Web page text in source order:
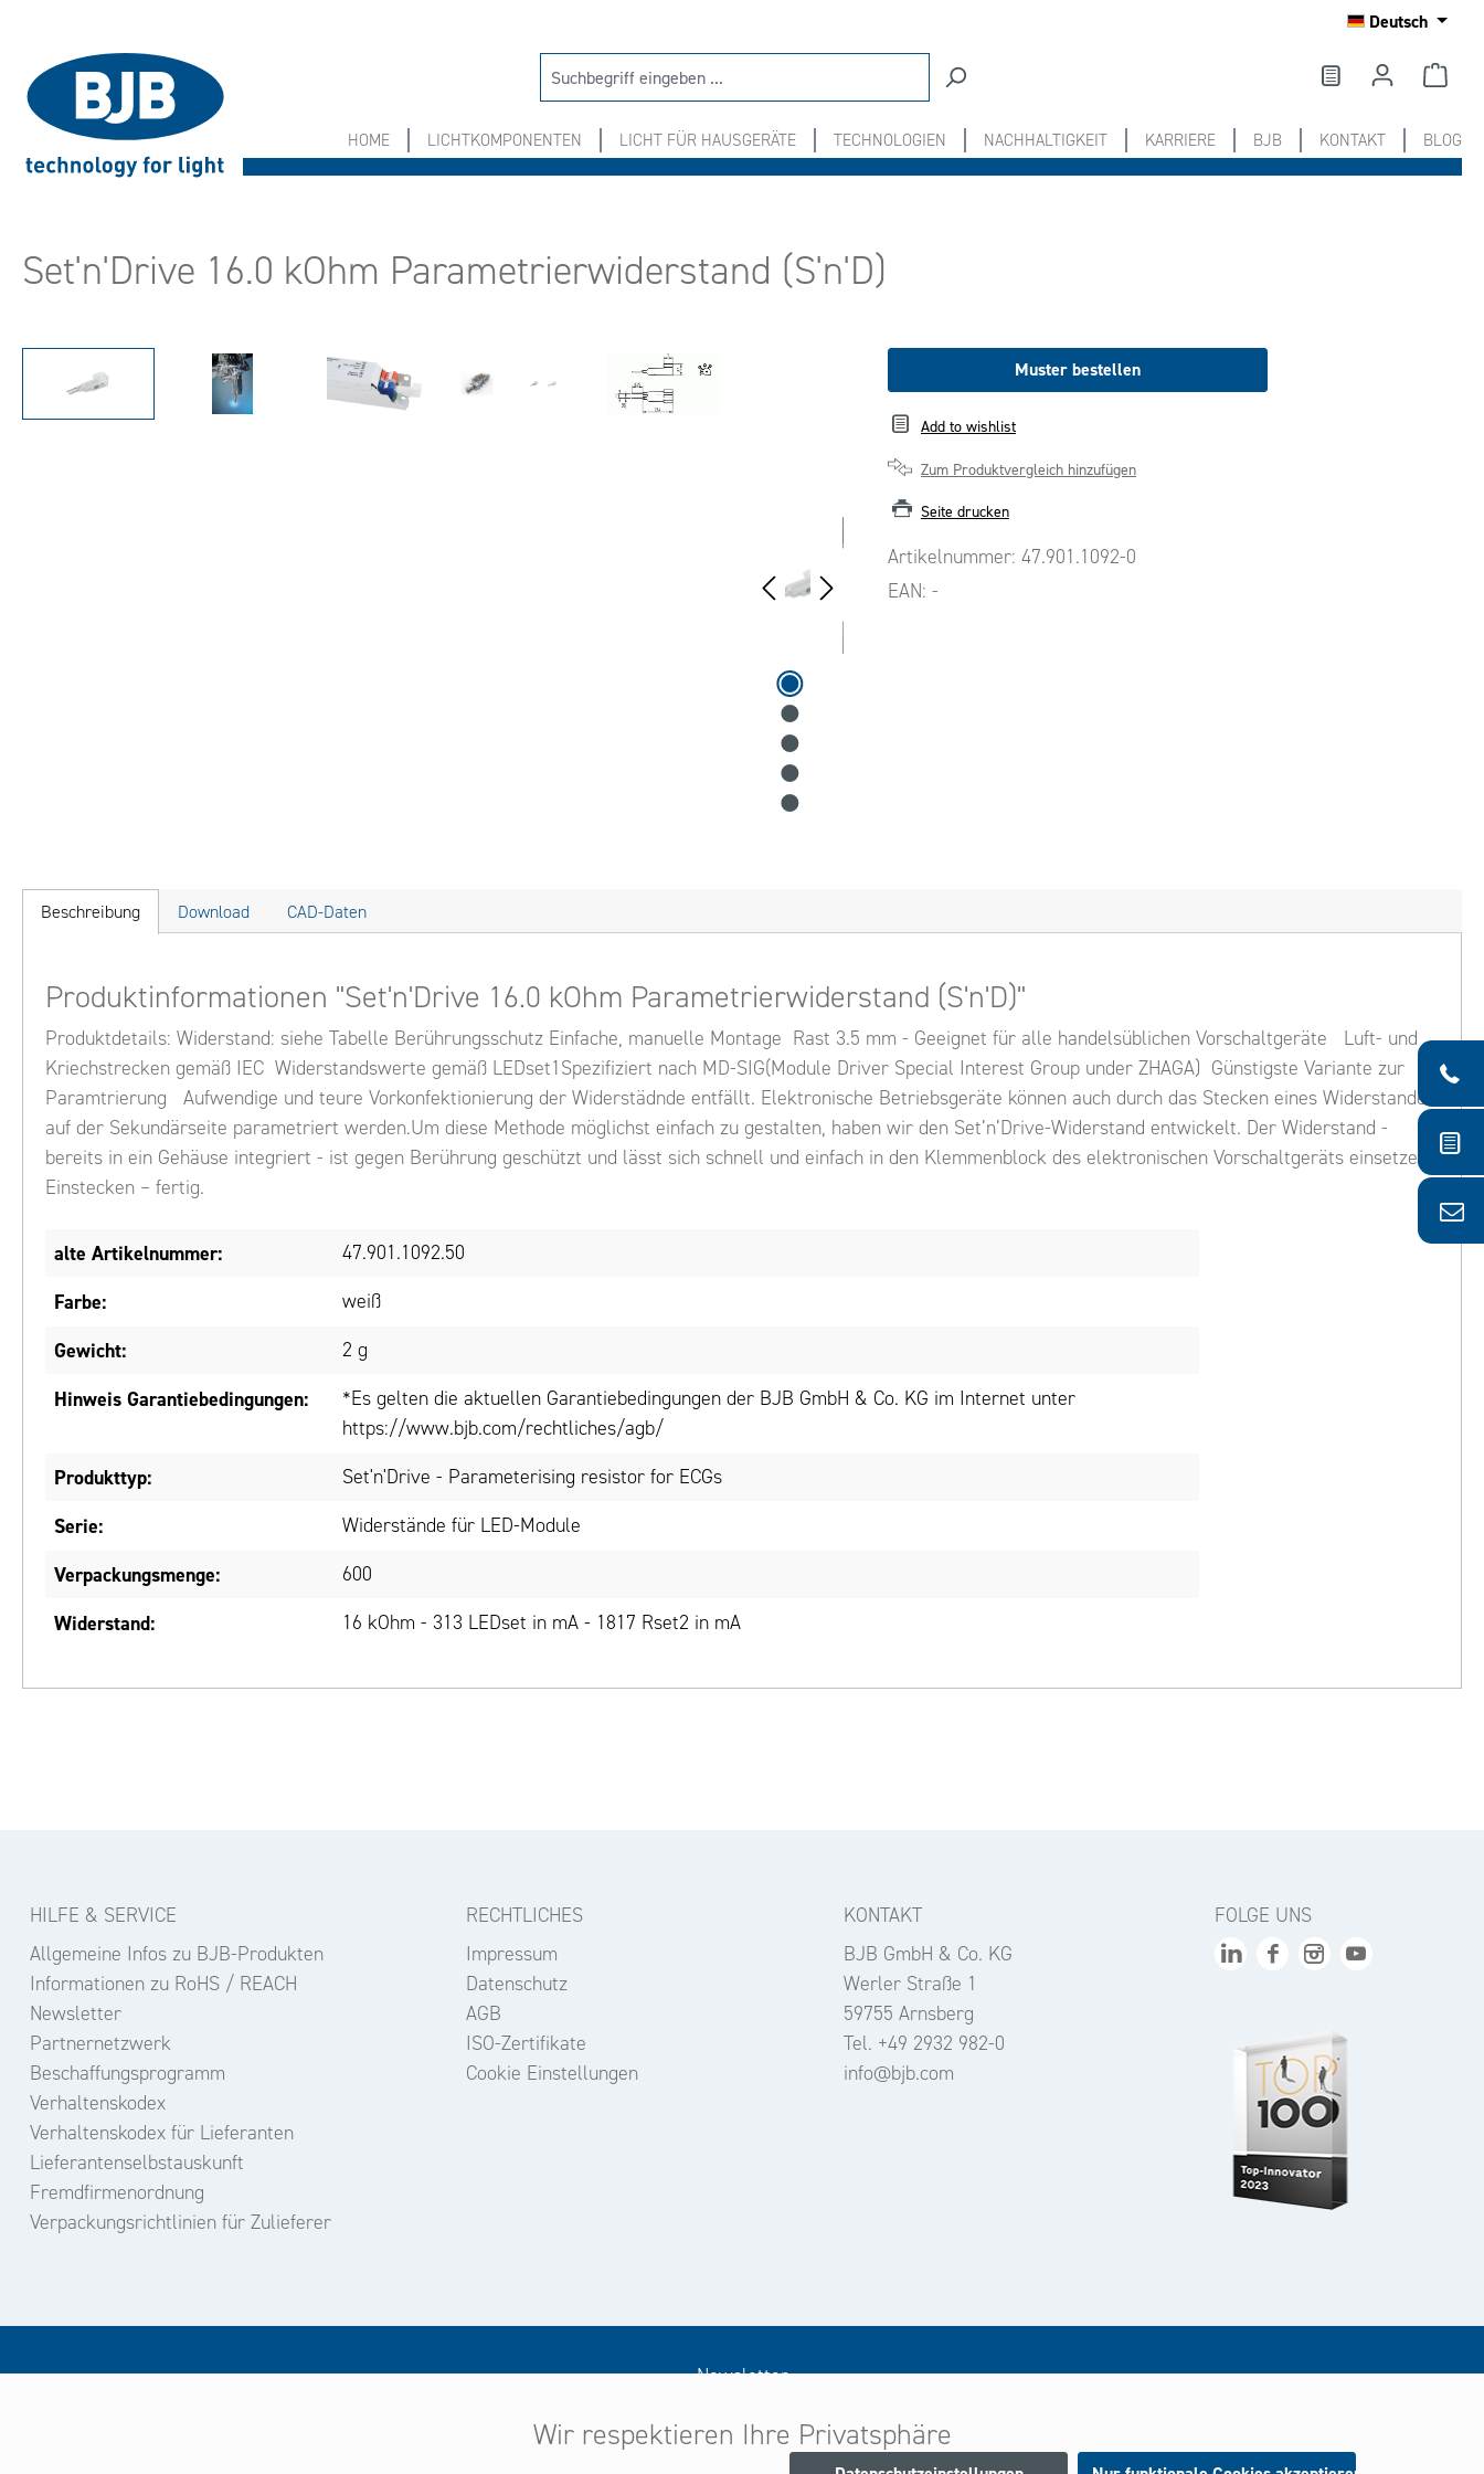
Deutsch
HOME LICHTKOMPONENTEN LICHT FÜR HAUSGERÄTE TECHNOLOGIEN NACHHALTIGKEIT KARRIERE BJB KONTAKT BLOG
Set'n'Drive 16.0 kOhm Parametrierwiderstand (S'n'D)
Bildergalerie überspringen Muster bestellen
Add to wishlist
Zum Produktvergleich hinzufügen
Seite drucken
Artikelnummer: 47.901.1092-0
EAN: -
Beschreibung Download CAD-Daten
Produktinformationen "Set'n'Drive 16.0 kOhm Parametrierwiderstand (S'n'D)"
Produktdetails: Widerstand: siehe Tabelle Berührungsschutz Einfache, manuelle Montage Rast 3.5 mm - Geeignet für alle handelsüblichen Vorschaltgeräte Luft- und
Kriechstrecken gemäß IEC Widerstandswerte gemäß LEDset1Spezifiziert nach MD-SIG(Module Driver Special Interest Group under ZHAGA) Günstigste Variante zur
Paramtrierung Aufwendige und teure Vorkonfektionierung der Widerstädnde entfällt. Elektronische Betriebsgeräte können auch durch das Stecken eines Widerstandes
auf der Sekundärseite parametriert werden.Um diese Methode möglichst einfach zu gestalten, haben wir den Set’n’Drive-Widerstand entwickelt. Der Widerstand -
bereits in ein Gehäuse integriert - ist gegen Berührung geschützt und lässt sich schnell und einfach in den Klemmenblock des elektronischen Vorschaltgeräts einsetzen.
Einstecken – fertig.
alte Artikelnummer: 47.901.1092.50
Farbe: weiß
Gewicht: 2 g
Hinweis Garantiebedingungen:
*Es gelten die aktuellen Garantiebedingungen der BJB GmbH & Co. KG im Internet unter
https://www.bjb.com/rechtliches/agb/
Produkttyp: Set'n'Drive - Parameterising resistor for ECGs
Serie: Widerstände für LED-Module
Verpackungsmenge: 600
Widerstand: 16 kOhm - 313 LEDset in mA - 1817 Rset2 in mA
HILFE & SERVICE
Allgemeine Infos zu BJB-Produkten
Informationen zu RoHS / REACH
Newsletter
Partnernetzwerk
Beschaffungsprogramm
Verhaltenskodex
Verhaltenskodex für Lieferanten
Lieferantenselbstauskunft
Fremdfirmenordnung
Verpackungsrichtlinien für Zulieferer
RECHTLICHES
Impressum
Datenschutz
AGB
ISO-Zertifikate
Cookie Einstellungen
KONTAKT
BJB GmbH & Co. KG
Werler Straße 1
59755 Arnsberg
Tel. +49 2932 982-0
info@bjb.com
FOLGE UNS
Newsletter
Melden Sie sich jetzt zu unserem Newsletter an
Wir respektieren Ihre Privatsphäre